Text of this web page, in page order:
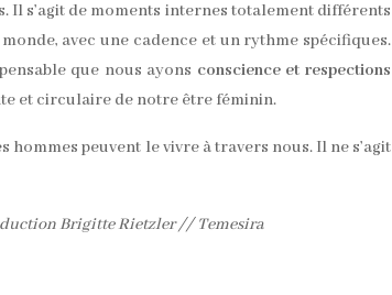
Il s’agit de moments internes totalement différents
avec une cadence et un rythme spécifiques.
que nous ayons conscience et respections
et circulaire de notre être féminin.
peuvent le vivre à travers nous. Il ne s’agit
Brigitte Rietzler // Temesira